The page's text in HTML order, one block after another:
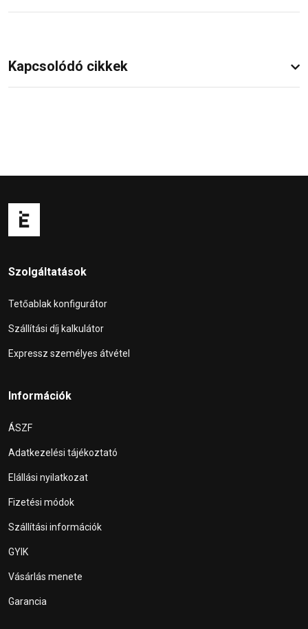
Kapcsolódó cikkek
Szolgáltatások
Tetőablak konfigurátor
Szállítási díj kalkulátor
Expressz személyes átvétel
Információk
ÁSZF
Adatkezelési tájékoztató
Elállási nyilatkozat
Fizetési módok
Szállítási információk
GYIK
Vásárlás menete
Garancia